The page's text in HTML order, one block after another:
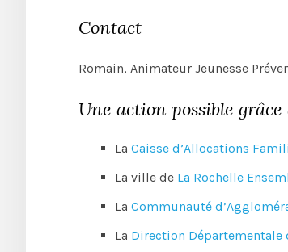
Contact
Romain, Animateur Jeunesse
Une action possible
La Caisse d’Allocations
La ville de La Rochelle
La Communauté
La Direction Départementale